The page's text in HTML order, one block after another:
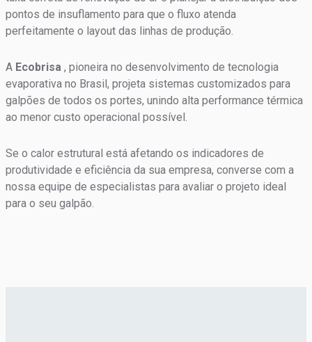
pontos de insuflamento para que o fluxo atenda
perfeitamente o layout das linhas de produção.
A Ecobrisa , pioneira no desenvolvimento de tecnologia
evaporativa no Brasil, projeta sistemas customizados para
galpões de todos os portes, unindo alta performance térmica
ao menor custo operacional possível.
Se o calor estrutural está afetando os indicadores de
produtividade e eficiência da sua empresa, converse com a
nossa equipe de especialistas para avaliar o projeto ideal
para o seu galpão.